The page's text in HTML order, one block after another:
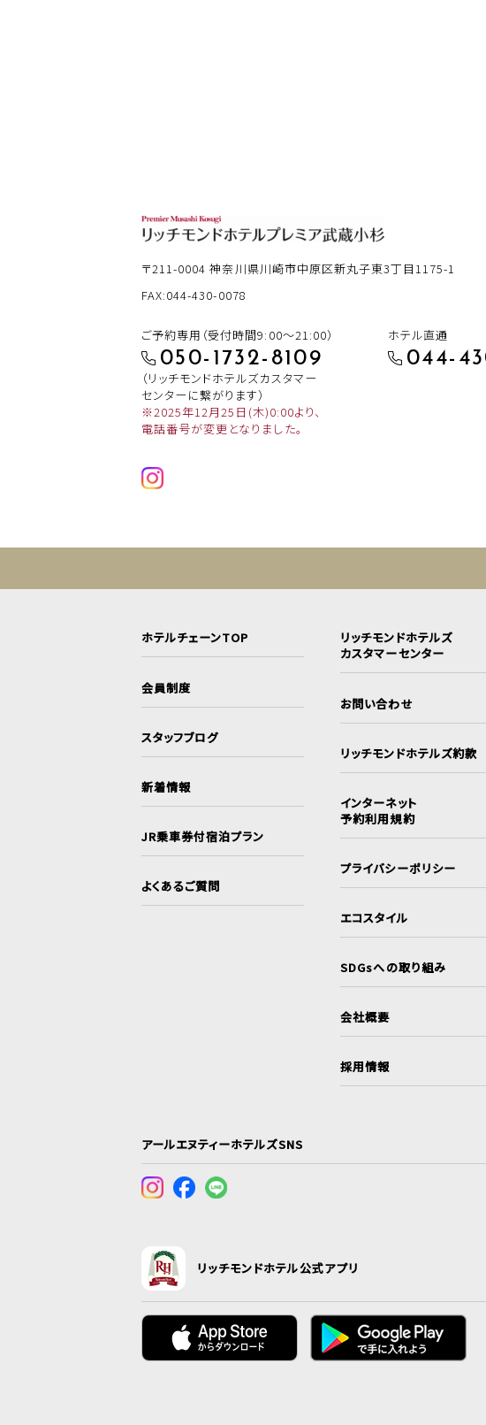
〒211-0004神奈川県川崎市中原区新丸子東3丁目1175-1
FAX:044-430-0078
ご予約専用（受付時間9:00～21:00）
050-1732-8109
（リッチモンドホテルズカスタマー
センターに繋がります）
※2025年12月25日(木)0:00より、
電話番号が変更となりました。
ホテル直通
044-
ホテルチェーンTOP
会員制度
スタッフブログ
新着情報
JR乗車券付宿泊プラン
よくあるご質問
リッチモンドホテルズ
カスタマーセンター
お問い合わせ
リッチモンドホテルズ約款
インターネット
予約利用規約
プライバシーポリシー
エコスタイル
SDGsへの取り組み
会社概要
採用情報
アールエヌティーホテルズSNS
リッチモンドホテル公式アプリ